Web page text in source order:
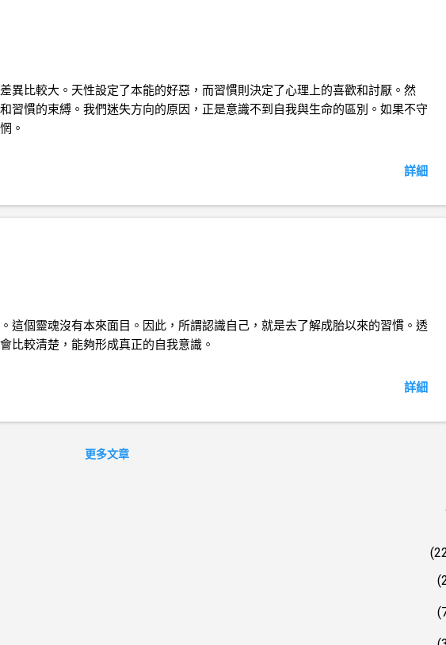
異比較大。天性設定了本能的好惡，而習慣則決定了心理上的喜歡和討厭。然
習慣的束縛。我們迷失方向的原因，正是意識不到自我與生命的區別。如果不守
。
詳細
這個靈魂沒有本來面目。因此，所謂認識自己，就是去了解成胎以來的習慣。透
比較清楚，能夠形成真正的自我意識。
詳細
更多文章